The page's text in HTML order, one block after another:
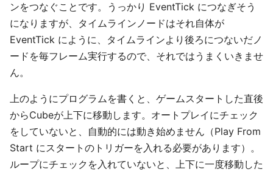
ンをつなぐことです。うっかり EventTick につなぎそう
になりますが、タイムラインノードはそれ自体が
EventTick にように、タイムラインより後ろにつないだノ
ードを毎フレーム実行するので、それではうまくいきませ
ん。
上のようにプログラムを書くと、ゲームスタートした直後
からCubeが上下に移動します。オートプレイにチェック
をしていないと、自動的には動き始めません（Play From
Start にスタートのトリガーを入れる必要があります）。
ループにチェックを入れていないと、上下に一度移動した